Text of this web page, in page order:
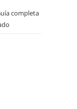
completa